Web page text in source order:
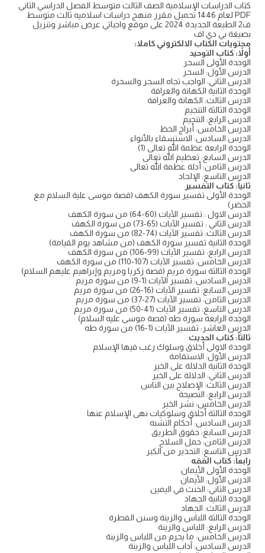
كتاب الدراسات الإسلامية الصف الثالث متوسط الفصل الدراسي الثاني
PDF لعام 1446 تحميل مقرر منهج دراسات اسلاميه ثالث متوسط
ف2 الطبعة الجديدة 2024 على موقع واجباتي عرض مباشر وتنزيل
بصيغة بي دي اف
محتويات الكتاب الالكتروني كاملا:
أولاً: كتاب التوحيد
الوحدة الأولى السحر
الدرس الأول: السحر
الدرس الثاني: الواجب تجاه السحر والسحرة
الوحدة الثانية الكهانة والعرافة
الدرس الثالث: الكهانة والعرافة
الوحدة الثالثة التنجيم
الدرس الرابع: التنجيم
الدرس الخامس: أبراج الحظ
الدرس السادس: الاستسقاء بالأنواء
الوحدة الرابعة عظمة الله تعالى (1)
الدرس السابع: تعظيم الله تعالى
الدرس الثامن: أدلة عظمة الله تعالى
الدرس التاسع: الإلحاد
ثانياً: كتاب التفسير
الوحدة الأولى تفسير سورة الكهف (قصة موسى علية السلام مع
الخضر)
الدرس الاول : تفسير الآيات (60-64) من سورة الكهف
الدرس الثاني : تفسير الآيات (65-73) من سورة الكهف
الدرس الثالث: تفسير الآيات (74-82) من سورة الكهف
الوحدة الثانية تفسير سورة الكهف (من مشاهد يوم القيامة)
الدرس الرابع: تفسير الآيات (99-106) من سورة الكهف
الدرس الخامس: تفسير الآيات (107-110) من سورة الكهف
الوحدة الثالثة سورة مريم (قصة زكريا ومريم وإبراهيم عليهم السلام)
الدرس السادس: تفسير الآيات (1-9) من سورة مريم
الدرس السابع: تفسير الآيات (16-26) من سورة مريم
الدرس الثامن: تفسير الآيات (27-37) من سورة مريم
الدرس التاسع: تفسير الآيات (41-50) من سورة مريم
الوحدة الرابعة سورة طه (قصة موسى عليه السلام)
الدرس العاشر: تفسير الآيات (1-16) من سورة طه
ثالثاً: كتاب الحديث
الوحدة الاولى أخلاق وسلوك رغب فيها الإسلام
الدرس الأول: الاستقامة
الوحدة الثانية الدلالة على الخير
الدرس الثاني: الدلالة على الخير
الدرس الثالث: الإصلاح بين الناس
الدرس الرابع: النصيحة
الدرس الخامس: نشر الخير
الوحدة الثالثة أخلاق وسلوكيات نهى الإسلام عنها
الدرس السادس: أحكام التشبه
الدرس السابع: حقوق الطريق
الدرس الثامن: حمل السلاح
الدرس التاسع: التحذير من الكبر
رابعاً: كتاب الفقه
الوحدة الأولى الأيمان
الدرس الأول: الأيمان
الدرس الثاني: الحنث في اليمين
الوحدة الثانية الجهاد
الدرس الثالث: الجهاد
الوحدة الثالثة اللباس والزينة وسنن الفطرة
الدرس الرابع: اللباس والزينة
الدرس الخامس: ما يحرم من اللباس والزينة
الدرس السادس: آداب اللباس والزينة